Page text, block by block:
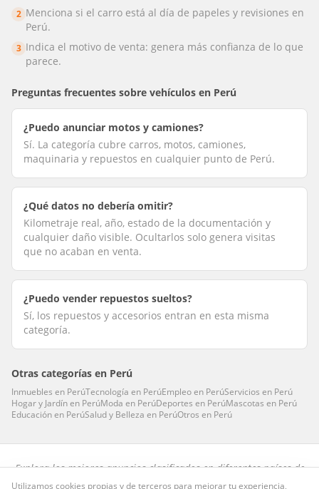
2 Menciona si el carro está al día de papeles y revisiones en
Perú.
3 Indica el motivo de venta: genera más confianza de lo que
parece.
Preguntas frecuentes sobre vehículos en Perú
¿Puedo anunciar motos y camiones?
Sí. La categoría cubre carros, motos, camiones,
maquinaria y repuestos en cualquier punto de Perú.
¿Qué datos no debería omitir?
Kilometraje real, año, estado de la documentación y
cualquier daño visible. Ocultarlos solo genera visitas
que no acaban en venta.
¿Puedo vender repuestos sueltos?
Sí, los repuestos y accesorios entran en esta misma
categoría.
Otras categorías en Perú
Inmuebles en PerúTecnología en PerúEmpleoen PerúServicios en Perú
Hogar y Jardínen PerúModa en PerúDeportes en PerúMascotas en Perú
Educaciónen PerúSalud y Belleza en PerúOtros en Perú
Explora los mejores anuncios clasificados en diferentes países de
habla hispana.
Utilizamos cookies propias y de terceros para mejorar tu experiencia,